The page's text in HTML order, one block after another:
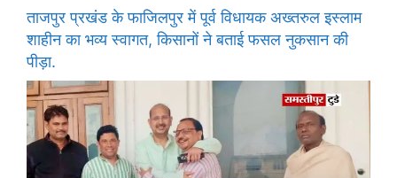
ताजपुर प्रखंड के फाजिलपुर में पूर्व विधायक अख्तरुल इस्लाम
शाहीन का भव्य स्वागत, किसानों ने बताई फसल नुकसान की
पीड़ा.